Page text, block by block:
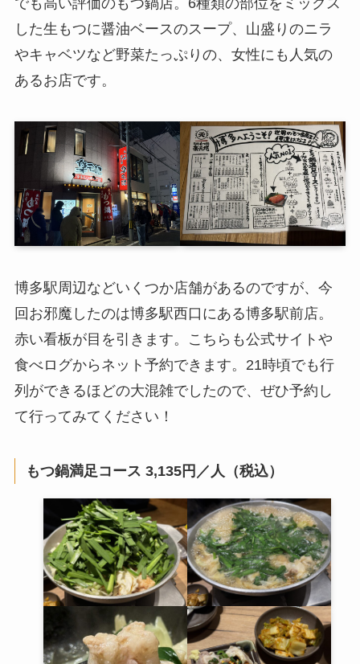
した生もつに醤油ベースのスープ、山盛りのニラ
やキャベツなど野菜たっぷりの、女性にも人気の
あるお店です。
博多駅周辺などいくつか店舗があるのですが、今
回お邪魔したのは博多駅西口にある博多駅前店。
赤い看板が目を引きます。こちらも公式サイトや
食べログからネット予約できます。21時頃でも行
列ができるほどの大混雑でしたので、ぜひ予約し
て行ってみてください！
もつ鍋満足コース 3,135円／人（税込）